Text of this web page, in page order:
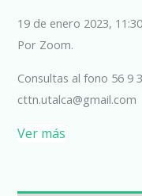
19 de enero 2023,
Por Zoom.
Consultas al fono 56 9
cttn.utalca@gmail.com
Ver más